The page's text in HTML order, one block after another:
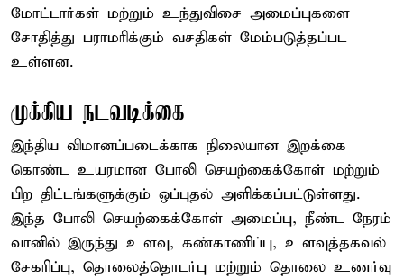
மோட்டார்கள் மற்றும் உந்துவிசை அமைப்புகளை
சோதித்து பராமரிக்கும் வசதிகள் மேம்படுத்தப்பட
உள்ளன.
முக்கிய நடவடிக்கை
இந்திய விமானப்படைக்காக நிலையான இறக்கை
கொண்ட உயரமான போலி செயற்கைக்கோள் மற்றும்
பிற திட்டங்களுக்கும் ஒப்புதல் அளிக்கப்பட்டுள்ளது.
இந்த போலி செயற்கைக்கோள் அமைப்பு, நீண்ட நேரம்
வானில் இருந்து உளவு, கண்காணிப்பு, உளவுத்தகவல்
சேகரிப்பு, தொலைத்தொடர்பு மற்றும் தொலை உணர்வு